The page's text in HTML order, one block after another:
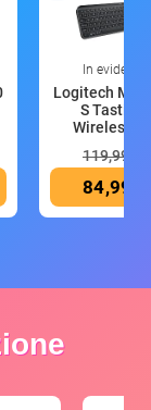
In evidenza
Logitech MX
S Tastiera
Wireless
119,99 €
84,99 €